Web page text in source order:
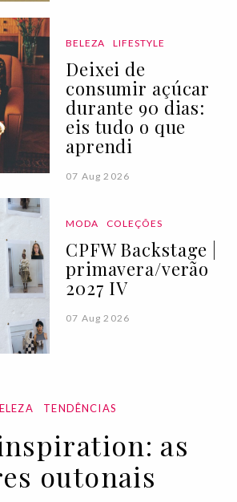
BELEZA LIFESTYLE
Deixei de
consumir açúcar
durante 90 dias:
eis tudo o que
aprendi
07 Aug 2026
MODA COLEÇÕES
CPFW Backstage |
primavera/verão
2027 IV
07 Aug 2026
TENDÊNCIAS
as
outonais